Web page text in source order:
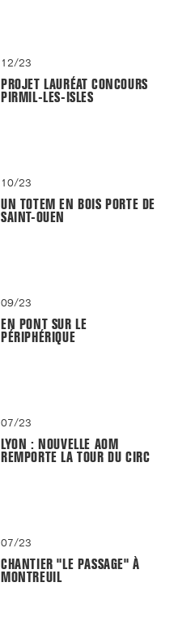
12/23
PROJET LAURÉAT CONCOURS
PIRMIL-LES-ISLES
10/23
UN TOTEM EN BOIS PORTE DE
SAINT-OUEN
09/23
EN PONT SUR LE
PÉRIPHÉRIQUE
07/23
LYON : NOUVELLE AOM
REMPORTE LA TOUR DU CIRC
07/23
CHANTIER "LE PASSAGE" À
MONTREUIL